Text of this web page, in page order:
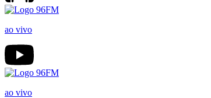
ao vivo
ao vivo